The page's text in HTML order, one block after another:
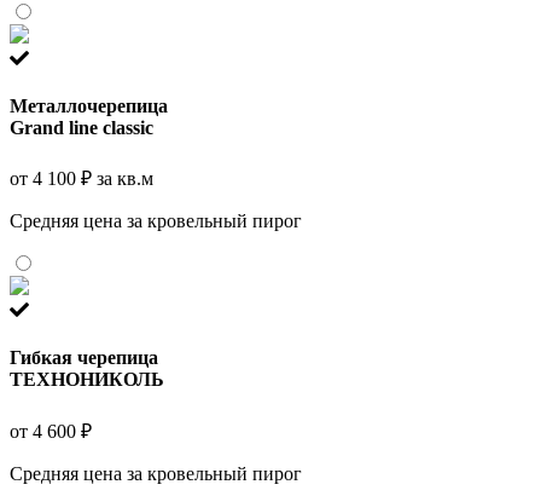
Металлочерепица
Grand line classic
от 4 100 ₽ за кв.м
Средняя цена за кровельный пирог
Гибкая черепица
ТЕХНОНИКОЛЬ
от 4 600 ₽
Средняя цена за кровельный пирог